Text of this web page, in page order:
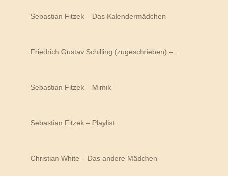
Sebastian Fitzek – Das Kalendermädchen
Friedrich Gustav Schilling (zugeschrieben) –…
Sebastian Fitzek – Mimik
Sebastian Fitzek – Playlist
Christian White – Das andere Mädchen